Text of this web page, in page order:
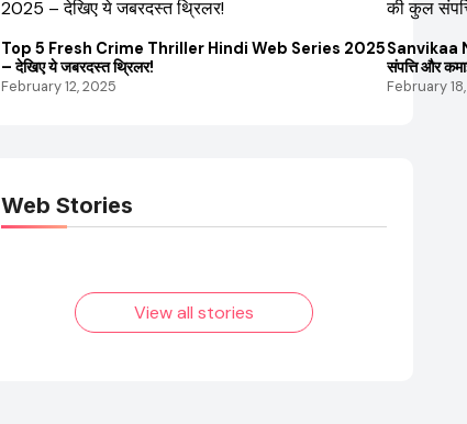
Top 5 Fresh Crime Thriller Hindi Web Series 2025
– देखिए ये जबरदस्त थ्रिलर!
February 12, 2025
Sanvikaa
संपत्ति और
February
Web Stories
Elvish Yadav: एक
आम लड़के से यूट्यूबर
फिल्मों का जादू और
View all stories